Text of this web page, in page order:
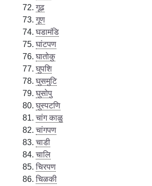
गूढ
गूण
घडामंडि
घांटपण
घातोकु
घुपशि
घुसमुटि
घुसोपु
घुस्पटणि
चांग काळु
चांगपण
चाडी
चालि
चिरपण
चिळकी